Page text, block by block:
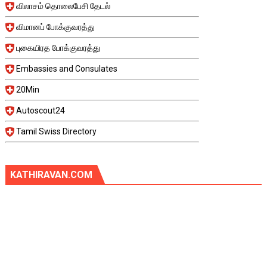
விலாசம் தொலைபேசி தேடல்
விமானப் போக்குவரத்து
புகையிரத போக்குவரத்து
Embassies and Consulates
20Min
Autoscout24
Tamil Swiss Directory
KATHIRAVAN.COM